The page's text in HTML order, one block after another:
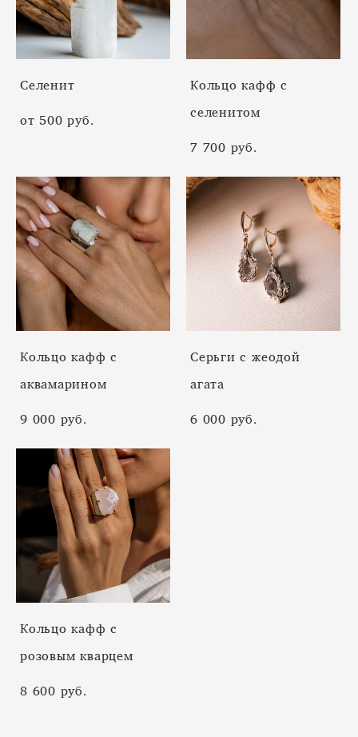
Селенит
от 500 pуб.
Кольцо кафф с
селенитом
7 700 pуб.
Кольцо кафф с
аквамарином
9 000 pуб.
Cерьги с жеодой
агата
6 000 pуб.
Кольцо кафф с
розовым кварцем
8 600 pуб.